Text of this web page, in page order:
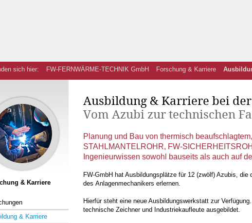
sich hier: FW-FERNWÄRME-TECHNIK GmbH Forschung & Karriere
& Karriere
& Karriere
Ausbildung & Karriere bei
Vom Azubi zur technischen
Planung und Bau von thermisch
STAHLMANTELROHR, FW-
Ingenieurwissen sowohl bauseits als auch auf
FW-GmbH hat Ausbildungsplätze für 12 (zwölf) Azubis, die
des Anlagenmechanikers erlernen.
Hierfür steht eine neue Ausbildungswerkstatt zur
technische Zeichner und Industriekaufleute ausgebildet.